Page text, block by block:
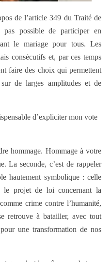
de l’article 349 du Traité de
possible de participer en
le mariage pour tous. Les
consécutifs et, par ces temps
faire des choix qui permettent
de larges amplitudes et de
d’expliciter mon vote
hommage. Hommage à votre
La seconde, c’est de rappeler
hautement symbolique : celle
le projet de loi concernant la
crime contre l’humanité,
retrouve à batailler, avec tout
une transformation de nos